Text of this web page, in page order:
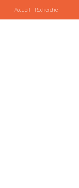
Accueil Recherche